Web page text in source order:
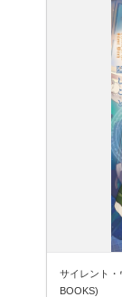
サイレント・
BOOKS)